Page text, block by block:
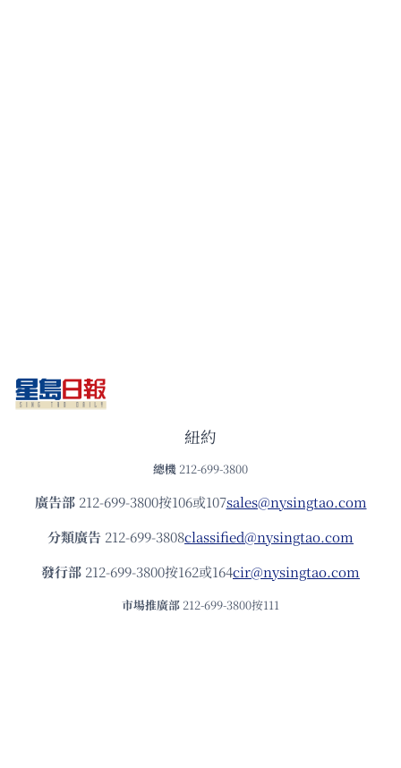
紐約
總機 212-699-3800
廣告部212-699-3800按106或107sales@nysingtao.com
分類廣告 212-699-3808classified@nysingtao.com
發⾏部 212-699-3800按162或164cir@nysingtao.com
市場推廣部 212-699-3800按111